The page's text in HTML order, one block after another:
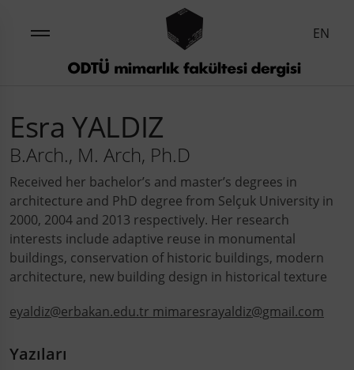
EN
Esra YALDIZ
B.Arch., M. Arch, Ph.D
Received her bachelor’s and master’s degrees in
architecture and PhD degree from Selçuk University in
2000, 2004 and 2013 respectively. Her research
interests include adaptive reuse in monumental
buildings, conservation of historic buildings, modern
architecture, new building design in historical texture
eyaldiz@erbakan.edu.tr mimaresrayaldiz@gmail.com
Yazıları